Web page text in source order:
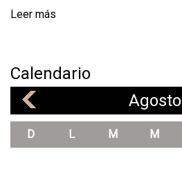
Leer más
Calendario
Agosto
D L M M